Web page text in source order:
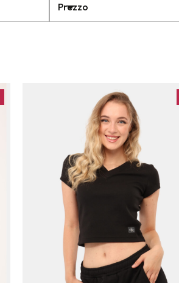
Prezzo